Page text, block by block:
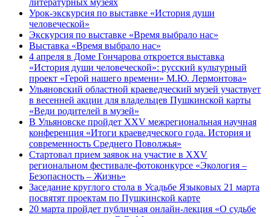
литературных музеях
Урок-экскурсия по выставке «История души
человеческой»
Экскурсия по выставке «Время выбрало нас»
Выставка «Время выбрало нас»
4 апреля в Доме Гончарова откроется выставка
«История души человеческой»: русский культурный
проект «Герой нашего времени» М.Ю. Лермонтова»
Ульяновский областной краеведческий музей участвует
в весенней акции для владельцев Пушкинской карты
«Веди родителей в музей»
В Ульяновске пройдет XXV межрегиональная научная
конференция «Итоги краеведческого года. История и
современность Среднего Поволжья»
Стартовал прием заявок на участие в XXV
региональном фестивале-фотоконкурсе «Экология –
Безопасность – Жизнь»
Заседание круглого стола в Усадьбе Языковых 21 марта
посвятят проектам по Пушкинской карте
20 марта пройдет публичная онлайн-лекция «О судьбе